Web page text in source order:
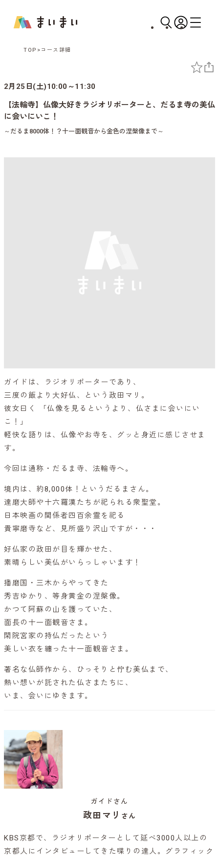
TOP コース詳細
2月25日(土)10:00～11:30
【法輪寺】仏像大好きラジオリポーターと、だるま寺の美仏
に会いにいこ！
～だるま8000体！？十一面観音から金色の涅槃像まで～
ガイドは、ラジオリポーターであり、
三度の飯より大好仏、という政田マリ。
彼女曰く 「仏像を見るというより、仏さまに会いにい
こ！」
軽快な語りは、仏像やお寺を、グッと身近に感じさせま
す。
今回は通称・だるま寺、法輪寺へ。
境内は、約8,000体！というだるまさん。
達磨大師や十六羅漢たちが祀られる衆聖堂。
日本映画の関係者四百余霊を祀る
貴寧磨寺など、見所盛り沢山ですが・・・
好仏家の政田が目を輝かせた、
素晴らしい美仏がいらっしゃいます！
播磨国・三木からやってきた
秀吉ゆかり、等身黄金の涅槃像。
かつて阿蘇の山を護っていた、
面長の十一面観音さま。
閑院宮家の持仏だったという
美しい衣を纏った十一面観音さま。
著名な仏師作から、ひっそりと佇む美仏まで、
熱い想いが託された仏さまたちに、
いま、会いにゆきます。
ガイドさん
政田マリ さん
KBS京都で、ラジオリポーターとして延べ3000人以上の
京都人にインタビューしてきた喋りの達人。グラフィック